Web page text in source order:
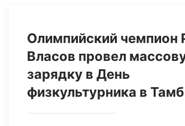
Олимпийский чемпион
Власов провел
зарядку в День
физкультурника в